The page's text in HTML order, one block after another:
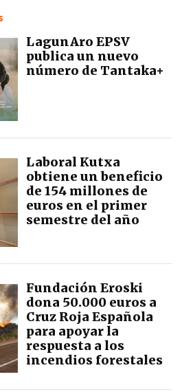
LagunAro EPSV
publica un nuevo
número de Tantaka+
Laboral Kutxa
obtiene un beneficio
de 154 millones de
euros en el primer
semestre del año
Fundación Eroski
dona 50.000 euros a
Cruz Roja Española
para apoyar la
respuesta a los
incendios forestales